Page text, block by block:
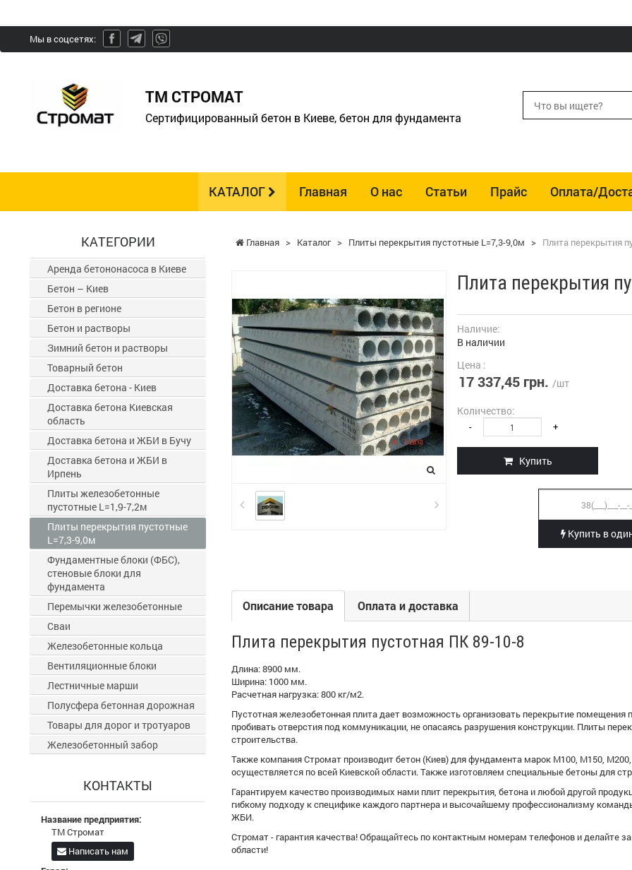
Мы в соцсетях:
ТМ СТРОМАТ
Сертифицированный бетон в Киеве, бетон для фундамента
КАТАЛОГ Главная О нас Статьи Прайс Оплата/
Главная > Каталог > Плиты перекрытия пустотные L=7,3-9,0м > Плита перекрытия
Плита перекрытия
Наличие:
В наличии
Цена :
17 337,45 грн. /шт
Количество:
- +
Купить
Купить в
Описание товара Оплата и доставка
Плита перекрытия пустотная ПК 89-10-8
Длина: 8900 мм.
Ширина: 1000 мм.
Расчетная нагрузка: 800 кг/м2.
Пустотная железобетонная плита дает возможность организовать перекрытие
пробивать отверстия под коммуникации, не опасаясь разрушения конструкции. Плиты
строительства.
Также компания Стромат производит бетон (Киев) для фундамента марок М100, М150,
осуществляется по всей Киевской области. Также изготовляем специальные бетоны для
Гарантируем качество производимых нами плит перекрытия, бетона и любой другой
гибкому подходу к специфике каждого партнера и высочайшему профессионализму
ЖБИ.
Стромат - гарантия качества! Обращайтесь по контактным номерам телефонов и делайте
области!
КАТЕГОРИИ
Аренда бетононасоса в Киеве
Бетон – Киев
Бетон в регионе
Бетон и растворы
Зимний бетон и растворы
Товарный бетон
Доставка бетона - Киев
Доставка бетона Киевская
область
Доставка бетона и ЖБИ в Бучу
Доставка бетона и ЖБИ в
Ирпень
Плиты железобетонные
пустотные L=1,9-7,2м
Плиты перекрытия пустотные
L=7,3-9,0м
Фундаментные блоки (ФБС),
стеновые блоки для
фундамента
Перемычки железобетонные
Сваи
Железобетонные кольца
Вентиляционные блоки
Лестничные марши
Полусфера бетонная дорожная
Товары для дорог и тротуаров
Железобетонный забор
КОНТАКТЫ
Название предприятия:
ТМ Стромат
Написать нам